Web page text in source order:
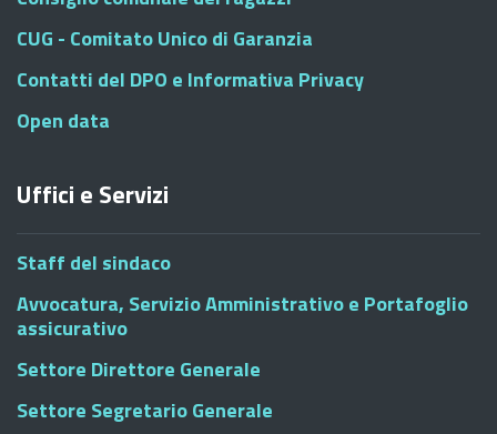
CUG - Comitato Unico di Garanzia
Contatti del DPO e Informativa Privacy
Open data
Uffici e Servizi
Staff del sindaco
Avvocatura, Servizio Amministrativo e Portafoglio
assicurativo
Settore Direttore Generale
Settore Segretario Generale